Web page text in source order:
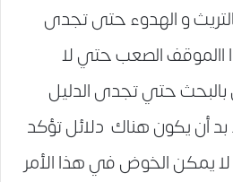
و الهدوء حتى تجدى
االموقف الصعب حتي لا
بالبحث حتي تجدى الدليل
بد أن يكون هناك دلائل تؤكد
يمكن الخوض في هذا الأمر